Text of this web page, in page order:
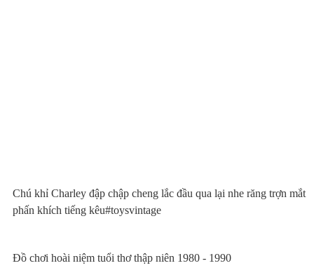
Chú khỉ Charley đập chập cheng lắc đầu qua lại nhe răng trợn mắt
phấn khích tiếng kêu#toysvintage
Đồ chơi hoài niệm tuổi thơ thập niên 1980 - 1990